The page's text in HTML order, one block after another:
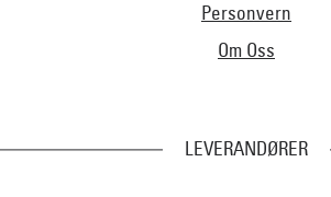
Personvern
Om Oss
LEVERANDØRER